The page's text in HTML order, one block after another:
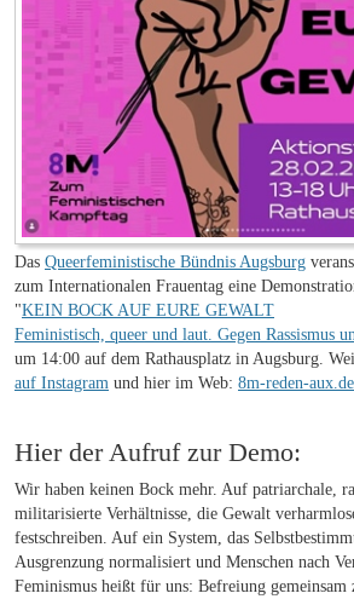
Das Queerfeministische Bündnis Augsburg
zum Internationalen Frauentag eine
"KEIN BOCK AUF EURE GEWALT
Feministisch, queer und laut. Gegen Rassismus
um 14:00 auf dem Rathausplatz in Augsburg.
auf Instagram und hier im Web: 8m-reden-
Hier der Aufruf zur Demo:
Wir haben keinen Bock mehr. Auf patriarchale,
militarisierte Verhältnisse, die Gewalt
festschreiben. Auf ein System, das
Ausgrenzung normalisiert und Menschen nach
Feminismus heißt für uns: Befreiung gemeinsam